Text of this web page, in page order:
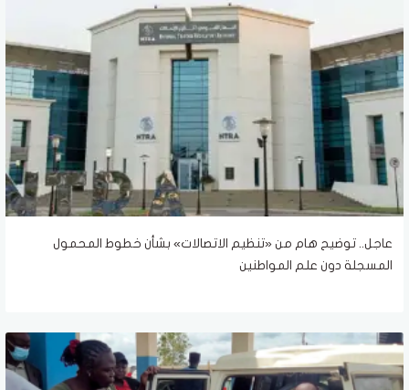
عاجل.. توضيح هام من «تنظيم الاتصالات» بشأن خطوط المحمول
المسجلة دون علم المواطنين